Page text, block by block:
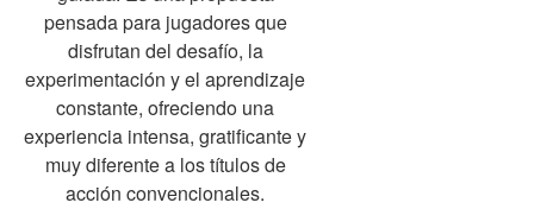
pensada para jugadores que
disfrutan del desafío, la
experimentación y el aprendizaje
constante, ofreciendo una
experiencia intensa, gratificante y
muy diferente a los títulos de
acción convencionales.